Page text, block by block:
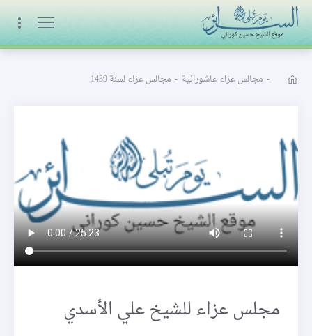
البث المباشر
- مجالس عزاء عاشورائية - مجالس عزاء لسنة 1439
مجلس عزاء للشيخ علي الأسدي